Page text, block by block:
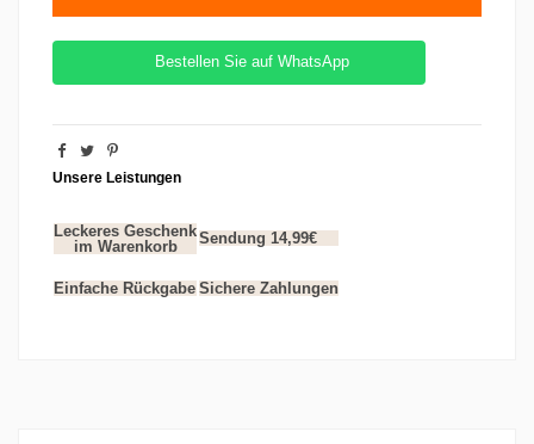
Bestellen Sie auf WhatsApp
Unsere Leistungen
Leckeres Geschenk
im Warenkorb
Sendung 14,99€
Einfache Rückgabe Sichere Zahlungen